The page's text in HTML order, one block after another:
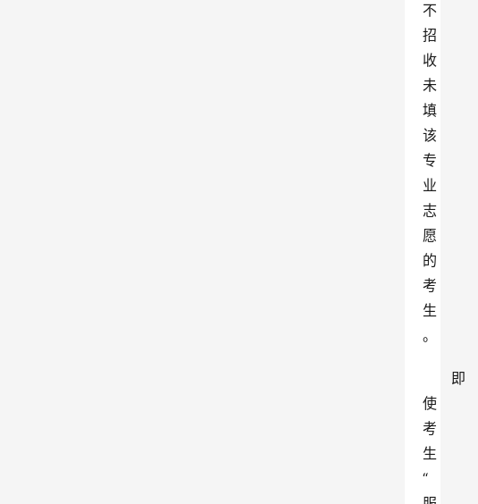
不
招
收
未
填
该
专
业
志
愿
的
考
生
。
即
使
考
生
“